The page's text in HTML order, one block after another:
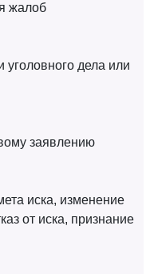
жалоб
уголовного дела или
заявлению
иска, изменение
от иска, признание